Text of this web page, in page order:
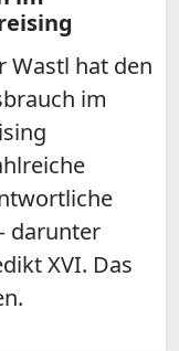
Wastl hat den
im
darunter
XVI. Das